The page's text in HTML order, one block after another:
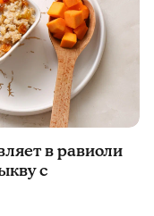
в равиоли
с